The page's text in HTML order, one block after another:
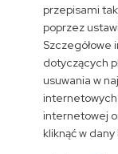
przepisami
poprzez
dotyczących
usuwania w
internetowej
kliknąć w dany